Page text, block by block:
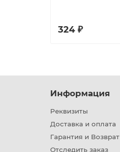
324 ₽
Информация
Реквизиты
Доставка и оплата
Гарантия и Возврат
Отследить заказ